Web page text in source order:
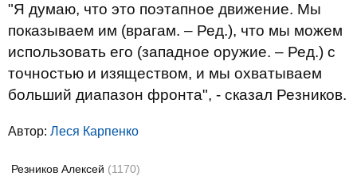
"Я думаю, что это поэтапное движение. Мы
показываем им (врагам. – Ред.), что мы можем
использовать его (западное оружие. – Ред.) с
точностью и изяществом, и мы охватываем
больший диапазон фронта", - сказал Резников.
Автор: Леся Карпенко
Резников Алексей (1170)